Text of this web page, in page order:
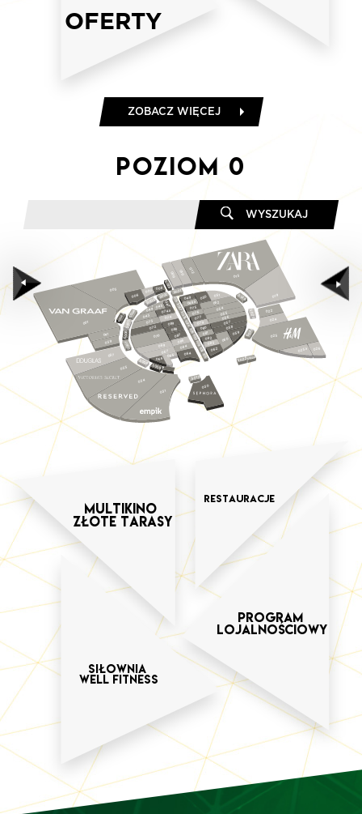
OFERTY
ZOBACZ WIĘCEJ
Poziom 0
WYSZUKAJ
051
050
052
054
055
056
057
058
059
060
049
048a
075
076
077
079
080
081
082
083
062
S018
S017
S016
S024
S015
S014
S013
047
045
S012
074a
S011
074
089
088
087
086
084
044
043
073
072
070
069
067
064
065
066
S0
0
5
S0
0
6
S0
0
7
S008 S009
S022a
S022
S021
S020
022
024
015
012
010
009
S001
003 008 S023
025
007
S003 S019 019
026
025a
006 S002
001
041
039
037
035
034
S010
030
031
S004
S00
4a
Multikino
Złote tarasy
Restauracje
SIŁOWNIA
WELL FITNESS
Program
Lojalnościowy